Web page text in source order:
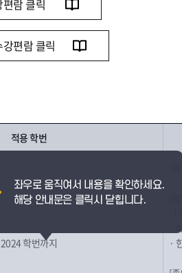
람 클릭
편람 클릭
적용 학번
2024 학번까지
·